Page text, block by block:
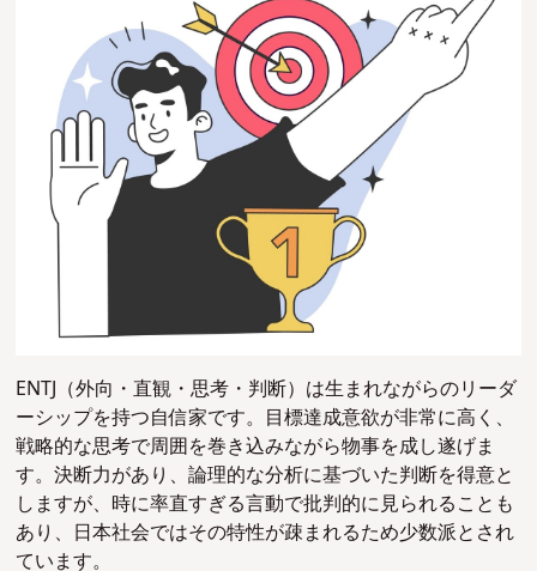
ENTJ（外向・直観・思考・判断）は生まれながらのリーダ
ーシップを持つ自信家です。目標達成意欲が非常に高く、
戦略的な思考で周囲を巻き込みながら物事を成し遂げま
す。決断力があり、論理的な分析に基づいた判断を得意と
しますが、時に率直すぎる言動で批判的に見られることも
あり、日本社会ではその特性が疎まれるため少数派とされ
ています。